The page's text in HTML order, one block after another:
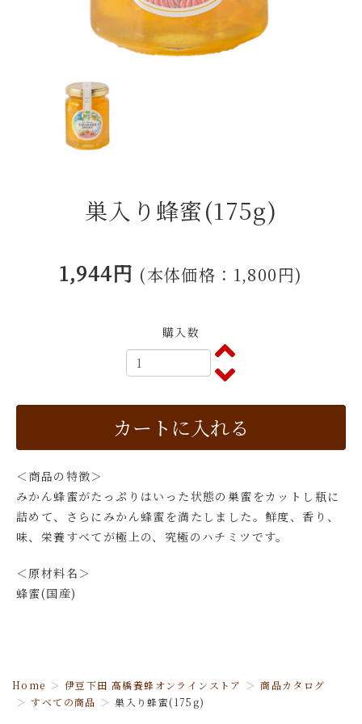
巣入り蜂蜜(175g)
1,944円 (本体価格：1,800円)
購入数
＜商品の特徴＞
みかん蜂蜜がたっぷりはいった状態の巣蜜をカットし瓶に
詰めて、さらにみかん蜂蜜を満たしました。鮮度、香り、
味、栄養すべてが極上の、究極のハチミツです。
＜原材料名＞
蜂蜜(国産)
Home 伊豆下田 高橋養蜂オンラインストア
商品カタログ
すべての商品
巣入り蜂蜜(175g)